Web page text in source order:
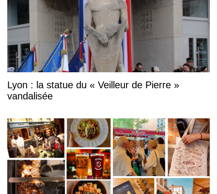
Lyon : la statue du « Veilleur de Pierre »
vandalisée